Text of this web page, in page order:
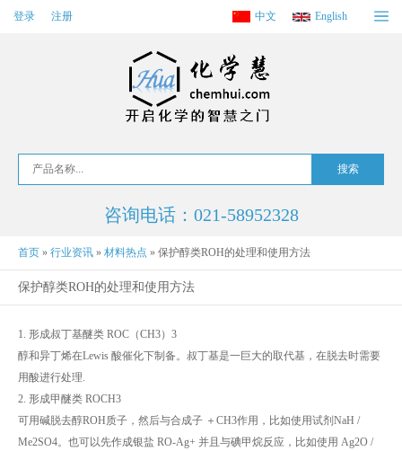
登录 注册 中文 English
咨询电话：021-58952328
首页 » 行业资讯 » 材料热点 » 保护醇类ROH的处理和使用方法
保护醇类ROH的处理和使用方法
1. 形成叔丁基醚类 ROC（CH3）3
醇和异丁烯在Lewis 酸催化下制备。叔丁基是一巨大的取代基，在脱去时需要
用酸进行处理.
2. 形成甲醚类 ROCH3
可用碱脱去醇ROH质子，然后与合成子 ＋CH3作用，比如使用试剂NaH /
Me2SO4。也可以先作成银盐 RO-Ag+ 并且与碘甲烷反应，比如使用 Ag2O /